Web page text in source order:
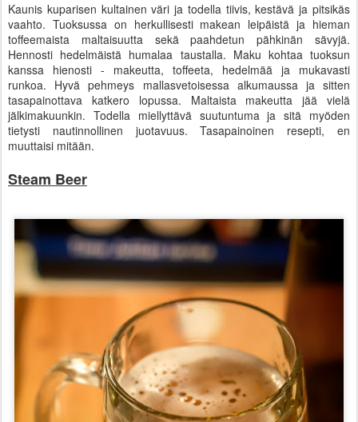
Kaunis kuparisen kultainen väri ja todella tiivis, kestävä ja pitsikäs
vaahto. Tuoksussa on herkullisesti makean leipäistä ja hieman
toffeemaista maltaisuutta sekä paahdetun pähkinän sävyjä.
Hennosti hedelmäistä humalaa taustalla. Maku kohtaa tuoksun
kanssa hienosti - makeutta, toffeeta, hedelmää ja mukavasti
runkoa. Hyvä pehmeys mallasvetoisessa alkumaussa ja sitten
tasapainottava katkero lopussa. Maltaista makeutta jää vielä
jälkimakuunkin. Todella miellyttävä suutuntuma ja sitä myöden
tietysti nautinnollinen juotavuus. Tasapainoinen resepti, en
muuttaisi mitään.
Steam Beer